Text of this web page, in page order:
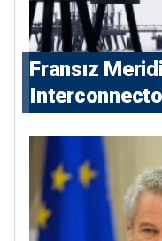
Fransız